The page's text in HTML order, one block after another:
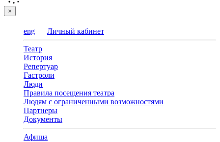
×
eng Личный кабинет
Театр
История
Репертуар
Гастроли
Люди
Правила посещения театра
Людям с ограниченными возможностями
Партнеры
Документы
Афиша